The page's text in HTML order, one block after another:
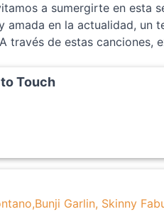
a sumergirte en esta
amada en la actualidad, un
través de estas canciones,
Touch
Garlin, Skinny